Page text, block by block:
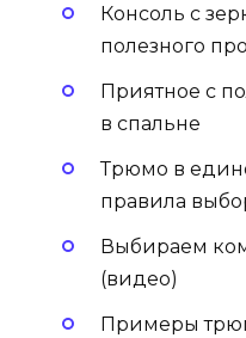
Консоль с
полезного
Приятное с
в спальне
Трюмо в
правила
Выбираем
(видео)
Примеры